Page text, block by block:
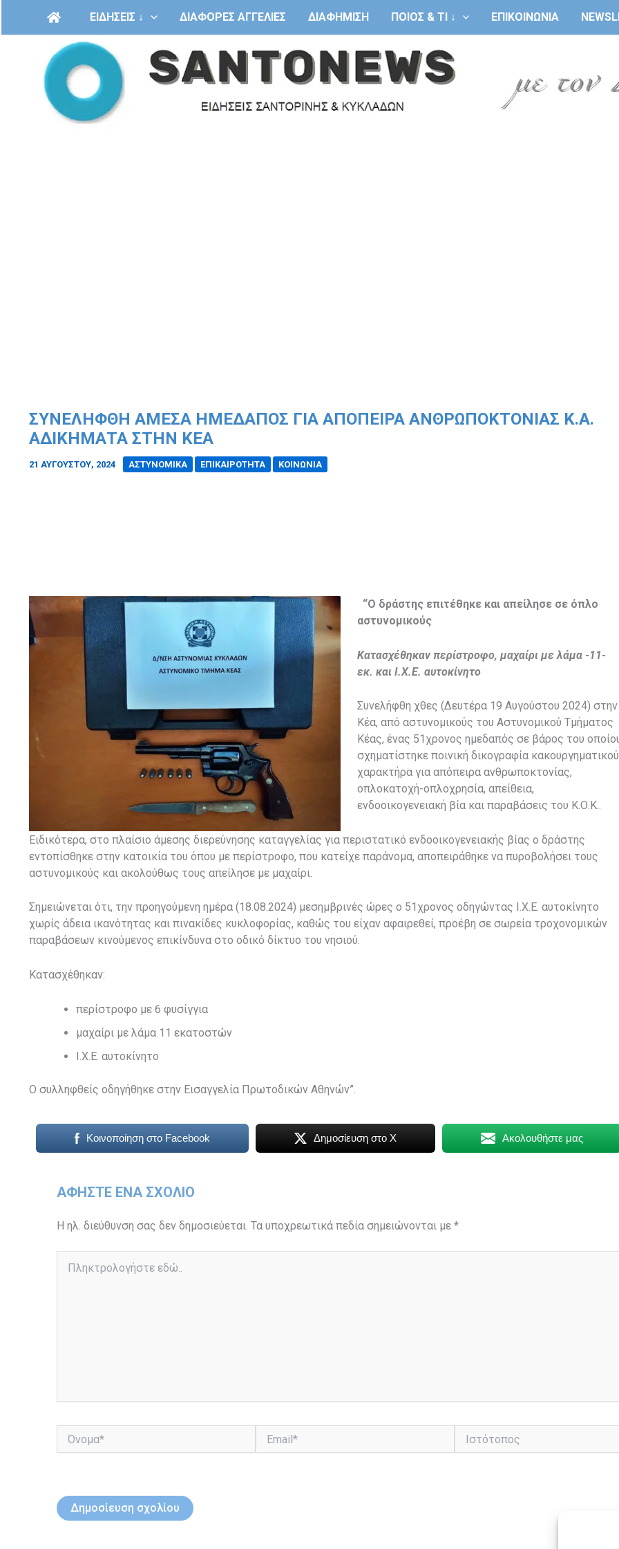
ΕΙΔΗΣΕΙΣ ↓ ΔΙΑΦΟΡΕΣ ΑΓΓΕΛΙΕΣ ΔΙΑΦΗΜΙΣΗ ΠΟΙΟΣ & ΤΙ ↓ ΕΠΙΚΟΙΝΩΝΙΑ
ΣΥΝΕΛΉΦΘΗ ΆΜΕΣΑ ΗΜΕΔΑΠΌΣ ΓΙΑ ΑΠΌΠΕΙΡΑ ΑΝΘΡΩΠΟΚΤΟΝΊΑΣ Κ.Α.
ΑΔΙΚΉΜΑΤΑ ΣΤΗΝ ΚΈΑ
21 ΑΥΓΟΎΣΤΟΥ, 2024 ΑΣΤΥΝΟΜΙΚΑ ΕΠΙΚΑΙΡΟΤΗΤΑ ΚΟΙΝΩΝΙΑ
“Ο δράστης επιτέθηκε και απείλησε σε όπλο
αστυνομικούς
Κατασχέθηκαν περίστροφο, μαχαίρι με λάμα -11-
εκ. και Ι.Χ.Ε. αυτοκίνητο
Συνελήφθη χθες (Δευτέρα 19 Αυγούστου 2024) στην
Κέα, από αστυνομικούς του Αστυνομικού Τμήματος
Κέας, ένας 51χρονος ημεδαπός σε βάρος του
σχηματίστηκε ποινική δικογραφία κακουργηματικού
χαρακτήρα για απόπειρα ανθρωποκτονίας,
οπλοκατοχή-οπλοχρησία, απείθεια,
ενδοοικογενειακή βία και παραβάσεις του Κ.Ο.Κ..
Ειδικότερα, στο πλαίσιο άμεσης διερεύνησης καταγγελίας για περιστατικό ενδοοικογενειακής βίας ο δράστης
εντοπίσθηκε στην κατοικία του όπου με περίστροφο, που κατείχε παράνομα, αποπειράθηκε να πυροβολήσει τους
αστυνομικούς και ακολούθως τους απείλησε με μαχαίρι.
Σημειώνεται ότι, την προηγούμενη ημέρα (18.08.2024) μεσημβρινές ώρες ο 51χρονος οδηγώντας Ι.Χ.Ε. αυτοκίνητο
χωρίς άδεια ικανότητας και πινακίδες κυκλοφορίας, καθώς του είχαν αφαιρεθεί, προέβη σε σωρεία τροχονομικών
παραβάσεων κινούμενος επικίνδυνα στο οδικό δίκτυο του νησιού.
Κατασχέθηκαν:
περίστροφο με 6 φυσίγγια
μαχαίρι με λάμα 11 εκατοστών
Ι.Χ.Ε. αυτοκίνητο
Ο συλληφθείς οδηγήθηκε στην Εισαγγελία Πρωτοδικών Αθηνών”.
Κοινοποίηση στο Facebook Δημοσίευση στο X Ακολουθήστε μας
ΑΦΉΣΤΕ ΈΝΑ ΣΧΌΛΙΟ
Η ηλ. διεύθυνση σας δεν δημοσιεύεται. Τα υποχρεωτικά πεδία σημειώνονται με *
εδώ..
Όνομα* Ιστότοπος